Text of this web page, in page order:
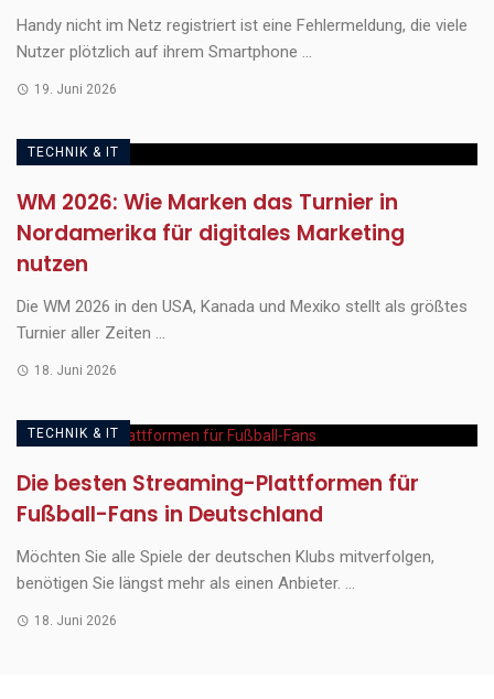
Handy nicht im Netz registriert ist eine Fehlermeldung, die viele
Nutzer plötzlich auf ihrem Smartphone ...
19. Juni 2026
TECHNIK & IT
WM 2026: Wie Marken das Turnier in
Nordamerika für digitales Marketing
nutzen
Die WM 2026 in den USA, Kanada und Mexiko stellt als größtes
Turnier aller Zeiten ...
18. Juni 2026
TECHNIK & IT
Die besten Streaming-Plattformen für
Fußball-Fans in Deutschland
Möchten Sie alle Spiele der deutschen Klubs mitverfolgen,
benötigen Sie längst mehr als einen Anbieter. ...
18. Juni 2026